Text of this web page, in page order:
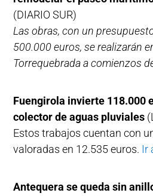
(DIARIO SUR)
Las obras, con un
500.000 euros, se realizarán
Torrequebrada a comienzos
Fuengirola invierte 118.000
colector de aguas pluviales
Estos trabajos cuentan con
valoradas en 12.535 euros. Ir
Antequera se queda sin